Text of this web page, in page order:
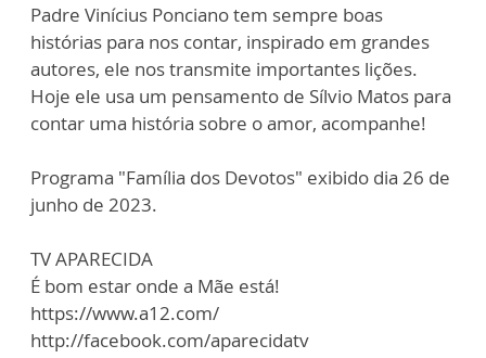
Padre Vinícius Ponciano tem sempre boas
histórias para nos contar, inspirado em grandes
autores, ele nos transmite importantes lições.
Hoje ele usa um pensamento de Sílvio Matos para
contar uma história sobre o amor, acompanhe!
Programa "Família dos Devotos" exibido dia 26 de
junho de 2023.
TV APARECIDA
É bom estar onde a Mãe está!
https://www.a12.com/
http://facebook.com/aparecidatv